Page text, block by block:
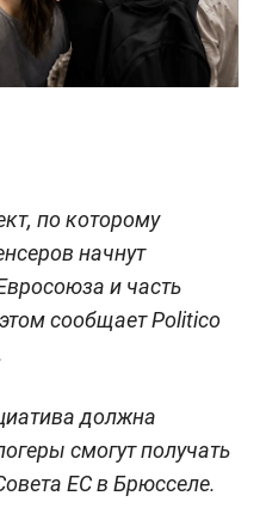
по которому
начнут
и часть
сообщает Politico
должна
смогут получать
ЕС в Брюсселе.